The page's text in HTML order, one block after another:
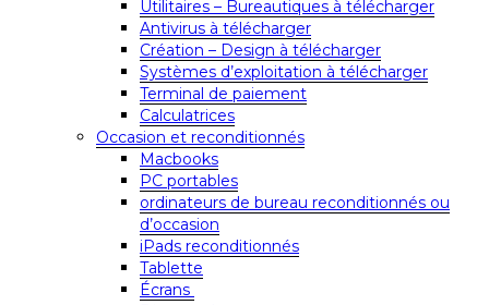
Utilitaires – Bureautiques à télécharger
Antivirus à télécharger
Création – Design à télécharger
Systèmes d’exploitation à télécharger
Terminal de paiement
Calculatrices
Occasion et reconditionnés
Macbooks
PC portables
ordinateurs de bureau reconditionnés ou
d’occasion
iPads reconditionnés
Tablette
Écrans